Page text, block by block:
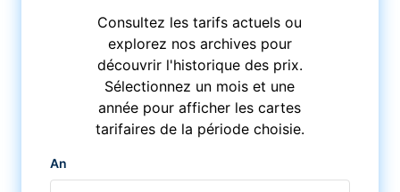
Consultez les tarifs actuels ou
explorez nos archives pour
découvrir l'historique des prix.
Sélectionnez un mois et une
année pour afficher les cartes
tarifaires de la période choisie.
An